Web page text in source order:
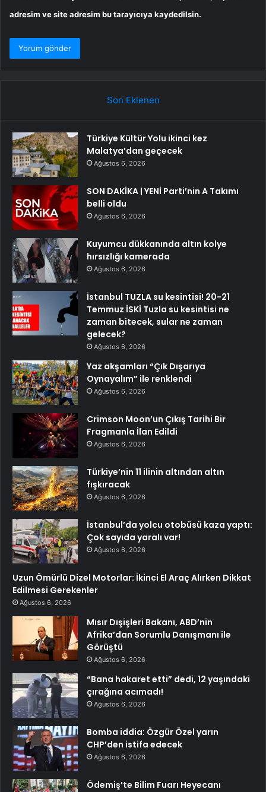
adresim ve site adresim bu tarayıcıya kaydedilsin.
Son Eklenen
Türkiye Kültür Yolu ikinci kez
Malatya’dan geçecek
Ağustos 6, 2026
SON DAKİKA | YENİ Parti’nin A Takımı
belli oldu
Ağustos 6, 2026
Kuyumcu dükkanında altın kolye
hırsızlığı kamerada
Ağustos 6, 2026
İstanbul TUZLA su kesintisi! 20-21
Temmuz İSKİ Tuzla su kesintisi ne
zaman bitecek, sular ne zaman
gelecek?
Ağustos 6, 2026
Yaz akşamları “Çık Dışarıya
Oynayalım” ile renklendi
Ağustos 6, 2026
Crimson Moon’un Çıkış Tarihi Bir
Fragmanla İlan Edildi
Ağustos 6, 2026
Türkiye’nin 11 ilinin altından altın
fışkıracak
Ağustos 6, 2026
İstanbul’da yolcu otobüsü kaza yaptı:
Çok sayıda yaralı var!
Ağustos 6, 2026
Uzun Ömürlü Dizel Motorlar: İkinci El Araç Alırken Dikkat
Edilmesi Gerekenler
Ağustos 6, 2026
Mısır Dışişleri Bakanı, ABD’nin
Afrika’dan Sorumlu Danışmanı ile
Görüştü
Ağustos 6, 2026
“Bana hakaret etti” dedi, 12 yaşındaki
çırağına acımadı!
Ağustos 6, 2026
Bomba iddia: Özgür Özel yarın
CHP’den istifa edecek
Ağustos 6, 2026
Ödemiş’te Bilim Fuarı Heyecanı